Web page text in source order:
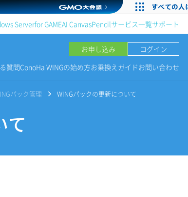
Serverfor GAMEAI CanvasPencilサービス一覧サポート
お申し込み
ログイン
質問ConoHa WINGの始め方お乗換えガイドお問い合わせ
パック管理 WINGパックの更新について
て